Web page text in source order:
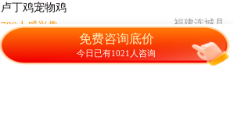
卢丁鸡宠物鸡
780人感兴趣
福建连城县
35.00元/只 1只起售
免费咨询底价
今日已有1021人咨询